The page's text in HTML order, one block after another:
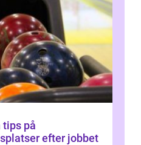
efter jobbet